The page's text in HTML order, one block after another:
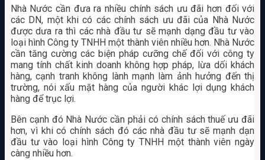
Nhà Nước cần đưa ra nhiều chính sách ưu đãi hơn đối với
các DN, một khi có các chính sách ưu đãi của Nhà Nước
được dưa ra thì các nhà đầu tư sẽ mạnh dạng đầu tư vào
loại hình Công ty TNHH một thành viên nhiều hơn. Nhà Nước
cần tăng cường các biện pháp cưỡng chế đối với công ty
mang tính chất kinh doanh không hợp pháp, lừa dối khách
hàng, cạnh tranh không lành mạnh làm ảnh hưởng đến thị
trường, nói xấu mặt hàng của người khác lợi dụng khách
hàng để trục lợi.
Bên cạnh đó Nhà Nước cần phải có chính sách thuế ưu đãi
hơn, vì khi có chính sách đó các nhà đầu tư sẽ mạnh dạn
đầu tư vào loại hình Công ty TNHH một thành viên ngày
càng nhiều hơn.